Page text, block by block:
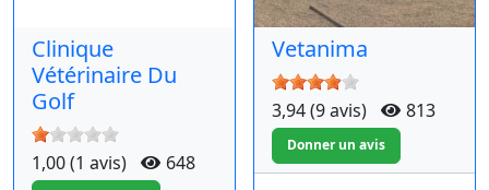
Clinique
Vétérinaire Du
Golf
1,00 (1 avis) 648
Vetanima
3,94 (9 avis) 813